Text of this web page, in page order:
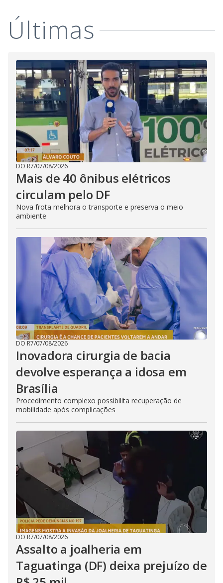
Últimas
DO R7/07/08/2026
Mais de 40 ônibus elétricos
circulam pelo DF
Nova frota melhora o transporte e preserva o meio
ambiente
DO R7/07/08/2026
Inovadora cirurgia de bacia
devolve esperança a idosa em
Brasília
Procedimento complexo possibilita recuperação de
mobilidade após complicações
DO R7/07/08/2026
Assalto a joalheria em
Taguatinga (DF) deixa prejuízo de